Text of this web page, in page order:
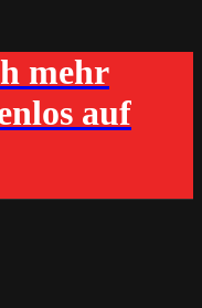
mehr
auf